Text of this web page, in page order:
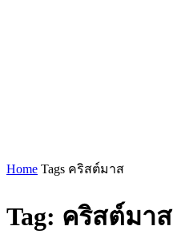
Home Tags คริสต์มาส
Tag: คริสต์มาส